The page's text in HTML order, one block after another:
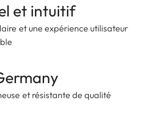
et intuitif
et une expérience utilisateur
et résistante de qualité